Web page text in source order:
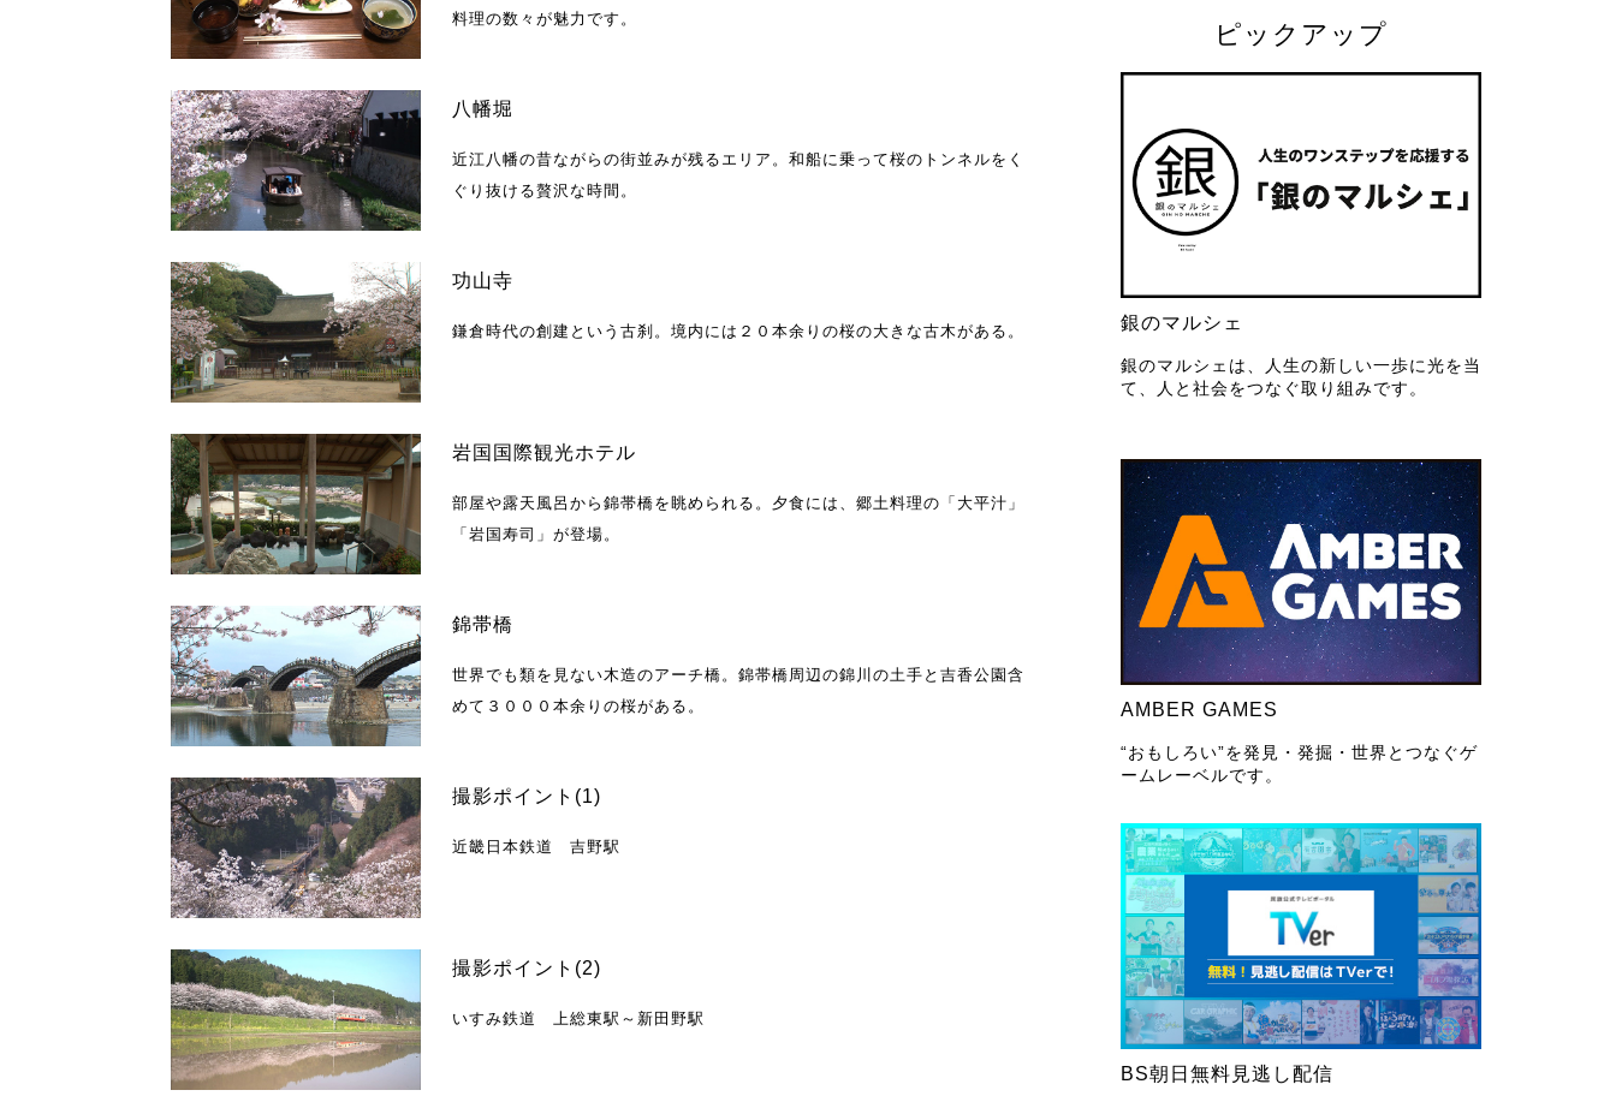
ピックアップ
銀のマルシェ
銀のマルシェは、人生の新しい一歩に光を当
て、人と社会をつなぐ取り組みです。
AMBER GAMES
“おもしろい”を発見・発掘・世界とつなぐゲ
ームレーベルです。
BS朝日無料見逃し配信
料理の数々が魅力です。
八幡堀
近江八幡の昔ながらの街並みが残るエリア。和船に乗って桜のトンネルをく
ぐり抜ける贅沢な時間。
功山寺
鎌倉時代の創建という古刹。境内には２０本余りの桜の大きな古木がある。
岩国国際観光ホテル
部屋や露天風呂から錦帯橋を眺められる。夕食には、郷土料理の「大平汁」
「岩国寿司」が登場。
錦帯橋
世界でも類を見ない木造のアーチ橋。錦帯橋周辺の錦川の土手と吉香公園含
めて３０００本余りの桜がある。
撮影ポイント(1)
近畿日本鉄道 吉野駅
撮影ポイント(2)
いすみ鉄道 上総東駅～新田野駅